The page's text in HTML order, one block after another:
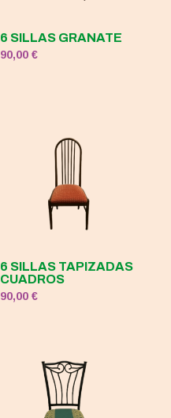
6 SILLAS GRANATE
90,00€
6 SILLAS TAPIZADAS
CUADROS
90,00€